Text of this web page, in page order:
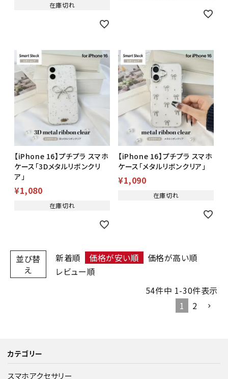
在庫切れ
【iPhone 16】プチプラ スマホ
ケース「3Dメタルリボンクリ
ア」
¥1,080
在庫切れ
【iPhone 16】プチプラ スマホ
ケース「メタルリボンクリア」
¥1,090
在庫切れ
並び替
え
新着順 価格が安い順
価格が高い順
レビュー順
54件中 1-30件表示
1
2
カテゴリー
スマホアクセサリー